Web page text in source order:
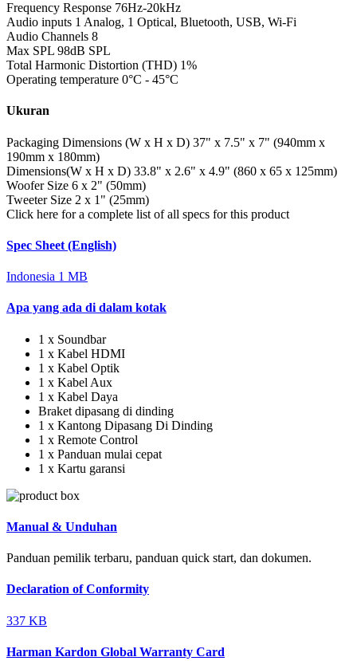
Frequency Response 76Hz-20kHz
Audio inputs 1 Analog, 1 Optical, Bluetooth, USB, Wi-Fi
Audio Channels 8
Max SPL 98dB SPL
Total Harmonic Distortion (THD) 1%
Operating temperature 0°C - 45°C
Ukuran
Packaging Dimensions (W x H x D) 37" x 7.5" x 7" (940mm x
190mm x 180mm)
Dimensions(W x H x D) 33.8" x 2.6" x 4.9" (860 x 65 x 125mm)
Woofer Size 6 x 2" (50mm)
Tweeter Size 2 x 1" (25mm)
Click here for a complete list of all specs for this product
Spec Sheet (English)
Indonesia 1 MB
Apa yang ada di dalam kotak
1 x Soundbar
1 x Kabel HDMI
1 x Kabel Optik
1 x Kabel Aux
1 x Kabel Daya
Braket dipasang di dinding
1 x Kantong Dipasang Di Dinding
1 x Remote Control
1 x Panduan mulai cepat
1 x Kartu garansi
Manual & Unduhan
Panduan pemilik terbaru, panduan quick start, dan dokumen.
Declaration of Conformity
337 KB
Harman Kardon Global Warranty Card